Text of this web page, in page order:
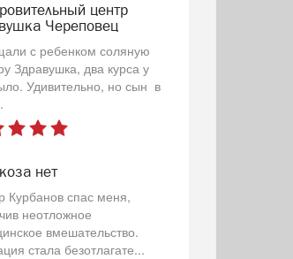
центр
Череповец
с ребенком соляную
Здравушка, два курса у
Удивительно, но сын в
нет
Курбанов спас меня,
неотложное
вмешательство.
стала безотлагате...